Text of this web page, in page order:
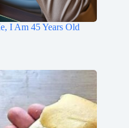
I Am 45 Years Old